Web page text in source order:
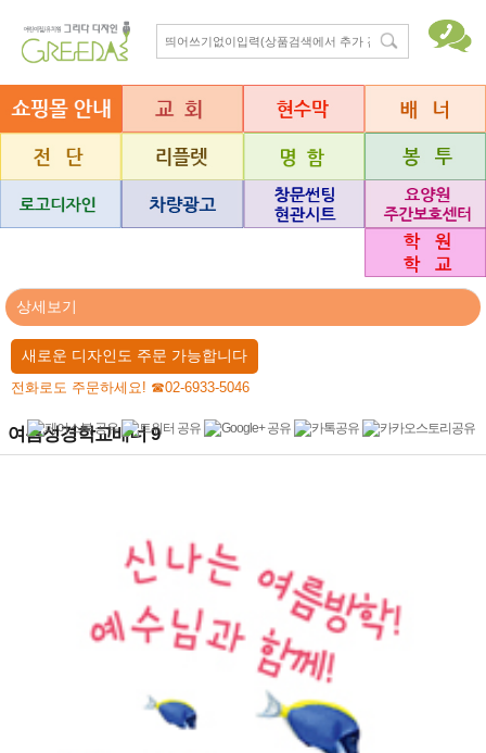
상세보기
새로운 디자인도 주문 가능합니다
전화로도 주문하세요! ☎02-6933-5046
여름성경학교배너 9